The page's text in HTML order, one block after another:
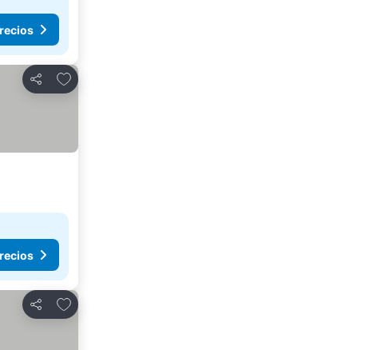
Compartir
Añadir a favoritos
Compartir
Añadir a favoritos